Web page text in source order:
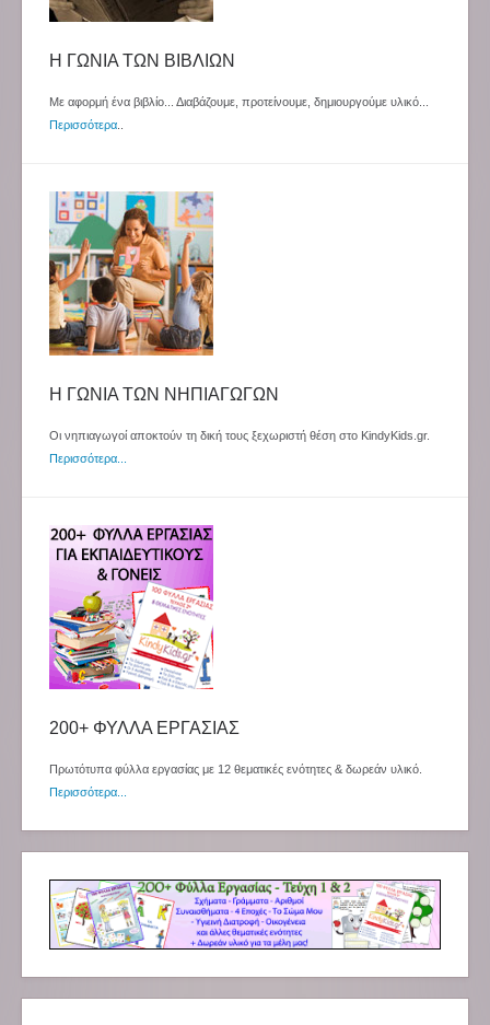
Η ΓΩΝΙΑ ΤΩΝ ΒΙΒΛΙΩΝ
Με αφορμή ένα βιβλίο... Διαβάζουμε, προτείνουμε, δημιουργούμε υλικό...
Περισσότερα
Η ΓΩΝΙΑ ΤΩΝ ΝΗΠΙΑΓΩΓΩΝ
Οι νηπιαγωγοί αποκτούν τη δική τους ξεχωριστή θέση στο KindyKids.gr.
Περισσότερα...
200+ ΦΥΛΛΑ ΕΡΓΑΣΙΑΣ
Πρωτότυπα φύλλα εργασίας με 12 θεματικές ενότητες & δωρεάν υλικό.
Περισσότερα...